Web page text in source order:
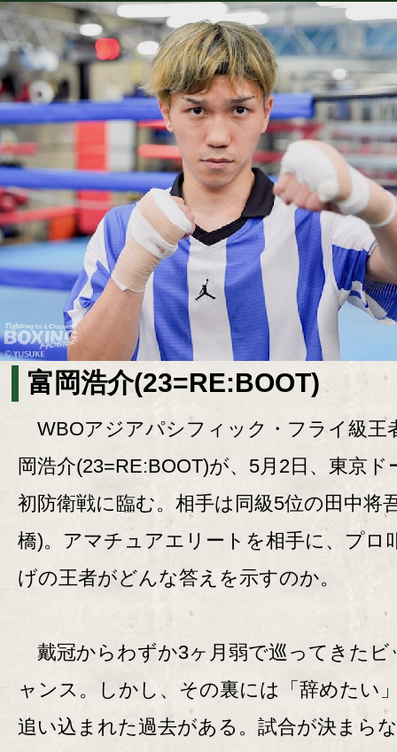
富岡浩介(23=RE:BOOT)
WBOアジアパシフィック・フライ級王
岡浩介(23=RE:BOOT)が、5月2日、東京ド
初防衛戦に臨む。相手は同級5位の田中将
橋)。アマチュアエリートを相手に、プロ
げの王者がどんな答えを示すのか。
戴冠からわずか3ヶ月弱で巡ってきたビ
ャンス。しかし、その裏には「辞めたい
追い込まれた過去がある。試合が決まら